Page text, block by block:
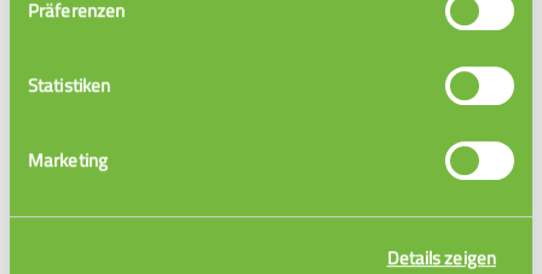
Präferenzen
Statistiken
Marketing
Details zeigen